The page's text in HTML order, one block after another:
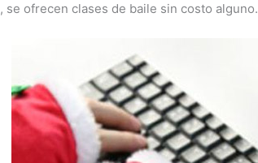
, se ofrecen clases de baile sin costo alguno.